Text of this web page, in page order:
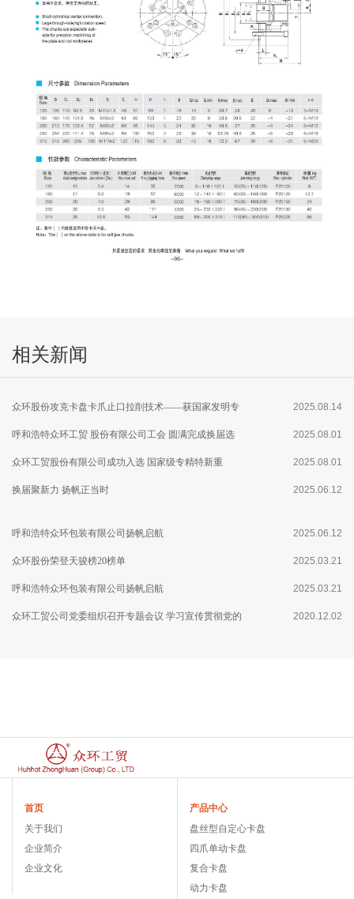
相关新闻
众环股份攻克卡盘卡爪止口拉削技术——获国家发明专
利
2025.08.14
呼和浩特众环工贸 股份有限公司工会 圆满完成换届选
举
2025.08.01
众环工贸股份有限公司成功入选 国家级专精特新重
点“小巨人”企业
2025.08.01
换届聚新力 扬帆正当时 2025.06.12
呼和浩特众环包装有限公司扬帆启航 2025.06.12
众环股份荣登天骏榜20榜单 2025.03.21
呼和浩特众环包装有限公司扬帆启航 2025.03.21
众环工贸公司党委组织召开专题会议 学习宣传贯彻党的 2020.12.02
首页
关于我们
企业简介
企业文化
产品中心
盘丝型自定心卡盘
四爪单动卡盘
复合卡盘
动力卡盘